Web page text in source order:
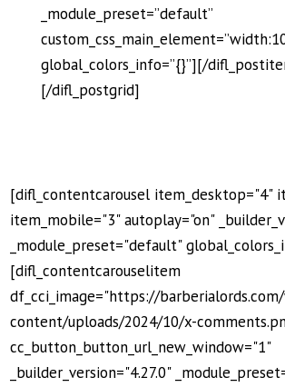
_module_preset=”default”
global_colors_info=”{}”][/
[/difl_postgrid]
[difl_contentcarousel item_desktop="4"
item_mobile="3" autoplay="on"
_module_preset="default"
[difl_contentcarouselitem
df_cci_image="https://
content/uploads/2024/10/x-
cc_button_button_url_new_window="1"
_builder_version="4.27.0"